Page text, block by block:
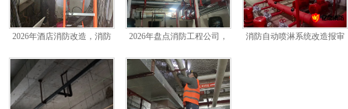
2026年酒店消防改造，消防
2026年盘点消防工程公司，
消防自动喷淋系统改造报审